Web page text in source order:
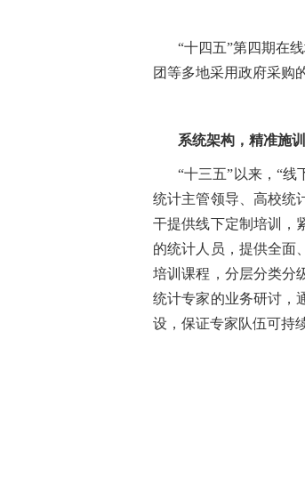
“十四五”第四期在
团等多地采用政府采购
系统架构，精准施
“十三五”以来，“
统计主管领导、高校统
干提供线下定制培训，
的统计人员，提供全面
培训课程，分层分类分
统计专家的业务研讨，
设，保证专家队伍可持